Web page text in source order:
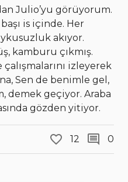
Julio’yu görüyorum.
is içinde. Her
akıyor.
kamburu çıkmış.
izleyerek
Sen de benimle gel,
demek geçiyor. Araba
gözden yitiyor.
12 0